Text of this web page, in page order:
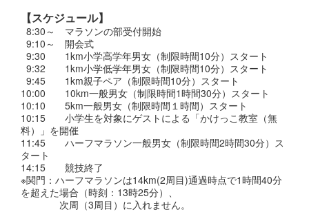
【スケジュール】
8:30～ マラソンの部受付開始
9:10～ 開会式
9:30 1km小学高学年男女（制限時間10分）スタート
9:32 1km小学低学年男女（制限時間10分）スタート
9:45 1km親子ペア（制限時間10分）スタート
10:00 10km一般男女（制限時間1時間30分）スタート
10:10 5km一般男女（制限時間１時間）スタート
10:15 小学生を対象にゲストによる「かけっこ教室（無
料）」を開催
11:45 ハーフマラソン一般男女（制限時間2時間30分）ス
タート
14:15 競技終了
※関門：ハーフマラソンは14km(2周目)通過時点で1時間40分
を超えた場合（時刻：13時25分）、
次周（3周目）に入れません。